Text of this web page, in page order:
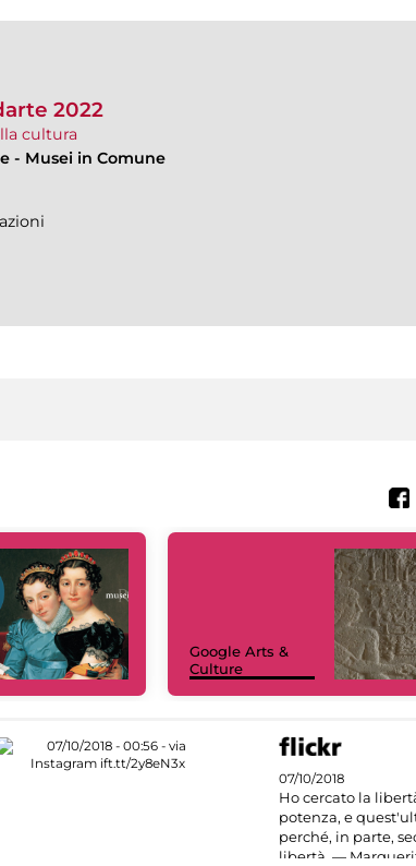
2022
cultura
- Musei in Comune
Google Arts &
Culture
07/10/2018
Ho cercato la
potenza, e
perché, in parte,
libertà. —